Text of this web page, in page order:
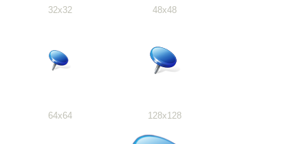
32x32 48x48
64x64 128x128